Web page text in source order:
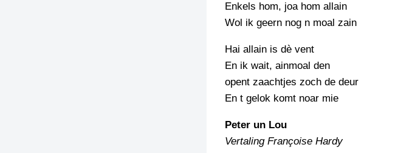
Enkels hom, joa hom allain
Wol ik geern nog n moal zain
Hai allain is dè vent
En ik wait, ainmoal den
opent zaachtjes zoch de deur
En t gelok komt noar mie
Peter un Lou
Vertaling Françoise Hardy